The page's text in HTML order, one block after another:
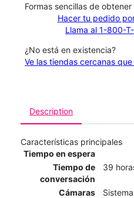
​​​​​​​Formas sencillas de
Hacer tu pedido
Llama al 1-800-
¿No está en existencia?
Ve las tiendas cercanas
Description
Características principales
Tiempo en espera
Tiempo de
conversación
39
Cámaras